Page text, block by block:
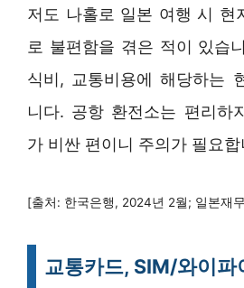
저도 나홀로 일본 여행 시 현
로 불편함을 겪은 적이 있습
식비, 교통비용에 해당하는
니다. 공항 환전소는 편리하
가 비싼 편이니 주의가 필요합
[출처: 한국은행, 2024년 2월; 일본재
교통카드, SIM/와이파